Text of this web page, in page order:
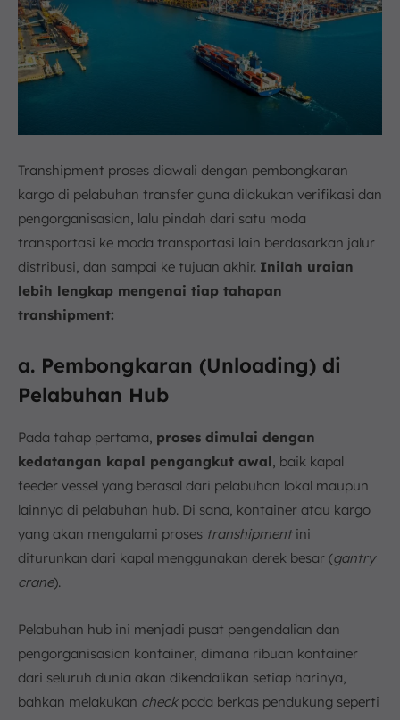
Transhipment proses diawali dengan pembongkaran
kargo di pelabuhan transfer guna dilakukan verifikasi dan
pengorganisasian, lalu pindah dari satu moda
transportasi ke moda transportasi lain berdasarkan jalur
distribusi, dan sampai ke tujuan akhir. Inilah uraian
lebih lengkap mengenai tiap tahapan
transhipment:
a. Pembongkaran (Unloading) di
Pelabuhan Hub
Pada tahap pertama, proses dimulai dengan
kedatangan kapal pengangkut awal , baik kapal
feeder vessel yang berasal dari pelabuhan lokal maupun
lainnya di pelabuhan hub. Di sana, kontainer atau kargo
yang akan mengalami proses transhipmentini
diturunkan dari kapal menggunakan derek besar (gantry
crane).
Pelabuhan hub ini menjadi pusat pengendalian dan
pengorganisasian kontainer, dimana ribuan kontainer
dari seluruh dunia akan dikendalikan setiap harinya,
bahkan melakukan checkpada berkas pendukung seperti